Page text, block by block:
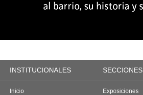
INSTITUCIONALES SECCIONES
Inicio
Exposiciones